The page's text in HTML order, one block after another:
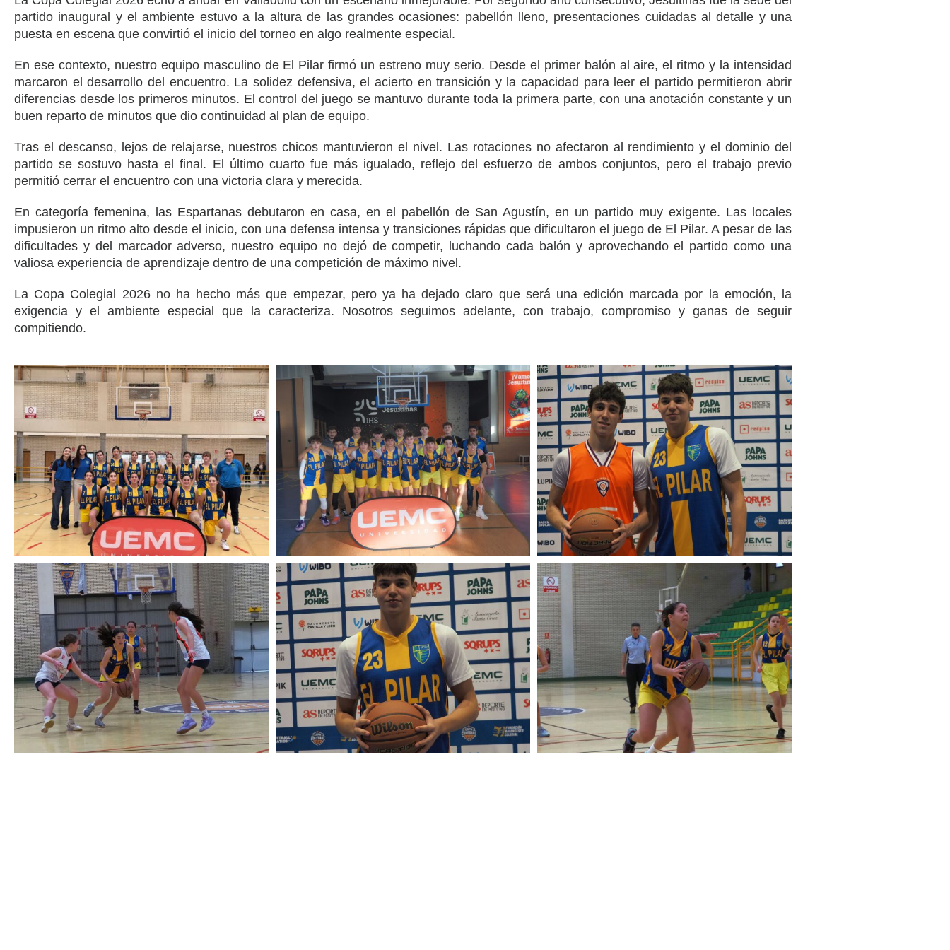
partido inaugural y el ambiente estuvo a la altura de las grandes ocasiones: pabellón lleno, presentaciones cuidadas al detalle y una
puesta en escena que convirtió el inicio del torneo en algo realmente especial.
En ese contexto, nuestro equipo masculino de El Pilar firmó un estreno muy serio. Desde el primer balón al aire, el ritmo y la intensidad
marcaron el desarrollo del encuentro. La solidez defensiva, el acierto en transición y la capacidad para leer el partido permitieron abrir
diferencias desde los primeros minutos. El control del juego se mantuvo durante toda la primera parte, con una anotación constante y un
buen reparto de minutos que dio continuidad al plan de equipo.
Tras el descanso, lejos de relajarse, nuestros chicos mantuvieron el nivel. Las rotaciones no afectaron al rendimiento y el dominio del
partido se sostuvo hasta el final. El último cuarto fue más igualado, reflejo del esfuerzo de ambos conjuntos, pero el trabajo previo
permitió cerrar el encuentro con una victoria clara y merecida.
En categoría femenina, las Espartanas debutaron en casa, en el pabellón de San Agustín, en un partido muy exigente. Las locales
impusieron un ritmo alto desde el inicio, con una defensa intensa y transiciones rápidas que dificultaron el juego de El Pilar. A pesar de las
dificultades y del marcador adverso, nuestro equipo no dejó de competir, luchando cada balón y aprovechando el partido como una
valiosa experiencia de aprendizaje dentro de una competición de máximo nivel.
La Copa Colegial 2026 no ha hecho más que empezar, pero ya ha dejado claro que será una edición marcada por la emoción, la
exigencia y el ambiente especial que la caracteriza. Nosotros seguimos adelante, con trabajo, compromiso y ganas de seguir
compitiendo.